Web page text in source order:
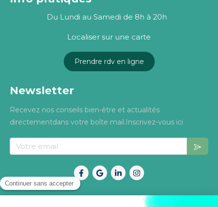
Du Lundi au Samedi de 8h à 20h
Localiser sur une carte
Prendre rdv en ligne
Newsletter
Recevez nos conseils bien-être et actualités
directementdans votre boîte mail.Inscrivez-vous ici
Votre email